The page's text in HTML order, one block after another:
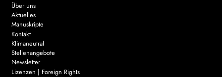
Über uns
Aktuelles
Manuskripte
Kontakt
Klimaneutral
Stellenangebote
Newsletter
Lizenzen | Foreign Rights